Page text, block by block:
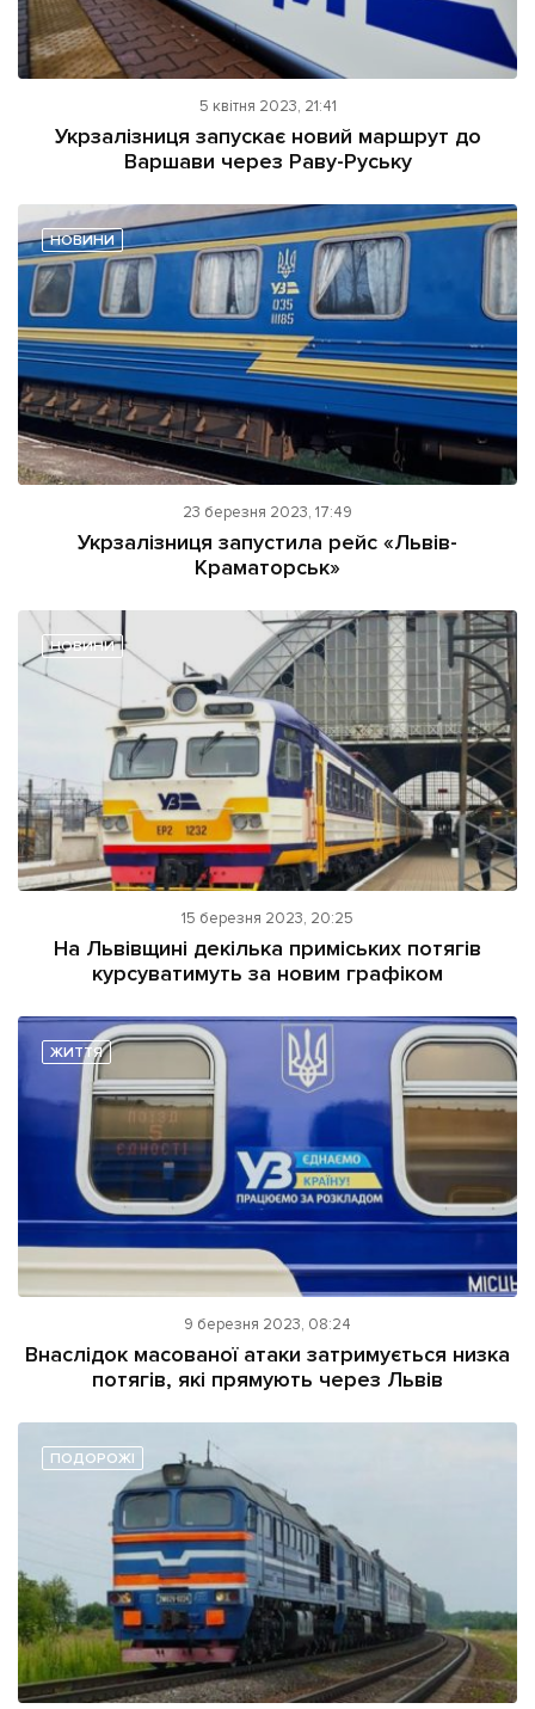
5 квітня 2023, 21:41
Укрзалізниця запускає новий маршрут до
Варшави через Раву-Руську
НОВИНИ
23 березня 2023, 17:49
Укрзалізниця запустила рейс «Львів-
Краматорськ»
НОВИНИ
15 березня 2023, 20:25
На Львівщині декілька приміських потягів
курсуватимуть за новим графіком
ЖИТТЯ
9 березня 2023, 08:24
Внаслідок масованої атаки затримується низка
потягів, які прямують через Львів
ПОДОРОЖІ